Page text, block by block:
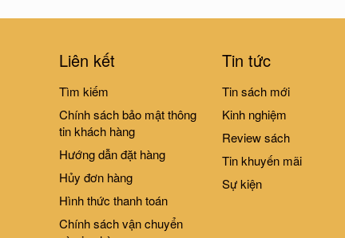
Liên kết
Tìm kiếm
Chính sách bảo mật thông
tin khách hàng
Hướng dẫn đặt hàng
Hủy đơn hàng
Hình thức thanh toán
Chính sách vận chuyển
Tin tức
Tin sách mới
Kinh nghiệm
Review sách
Tin khuyến mãi
Sự kiện